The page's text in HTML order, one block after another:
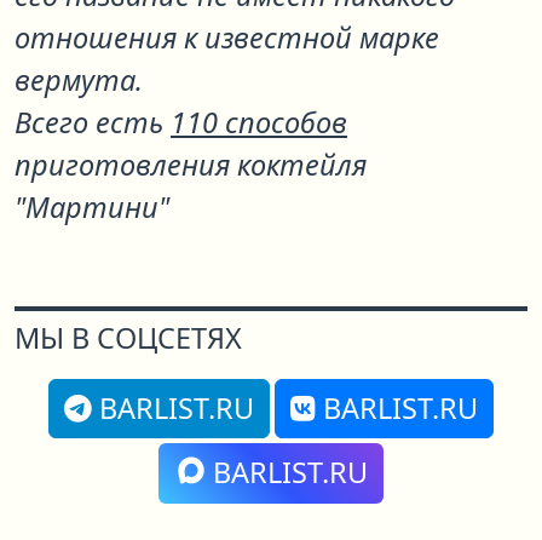
отношения к известной марке
вермута.
Всего есть 110 способов
приготовления коктейля
"Мартини"
МЫ В СОЦСЕТЯХ
BARLIST.RU
BARLIST.RU
BARLIST.RU